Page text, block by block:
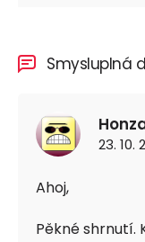
Smysluplná
23. 10.
Ahoj,
Pěkné shrnutí.